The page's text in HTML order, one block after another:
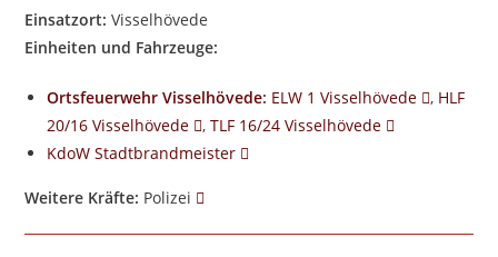
Einsatzort: Visselhövede
Einheiten und Fahrzeuge:
Ortsfeuerwehr Visselhövede: ELW 1 Visselhövede , HLF
20/16 Visselhövede
,TLF 16/24 Visselhövede
KdoW Stadtbrandmeister
Weitere Kräfte: Polizei